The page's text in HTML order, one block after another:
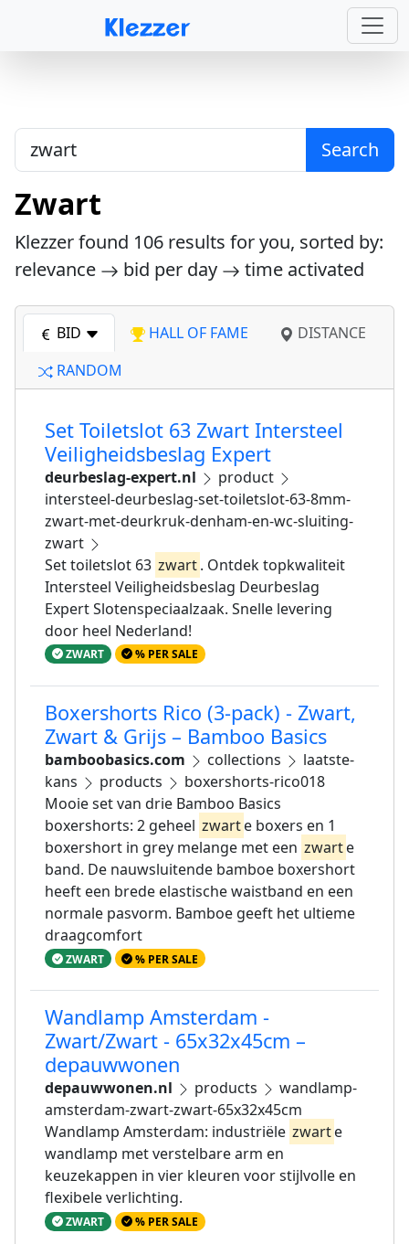
Search
Zwart
Klezzer found 106 results for you, sorted by:
relevance
bid per day time activated
BID HALL OF FAME
DISTANCE
RANDOM
Set Toiletslot 63 Zwart Intersteel
Veiligheidsbeslag Expert
deurbeslag-expert.nl
product
intersteel-deurbeslag-set-toiletslot-63-8mm-
zwart-met-deurkruk-denham-en-wc-sluiting-
zwart
Set toiletslot 63 zwart. Ontdek topkwaliteit
Intersteel Veiligheidsbeslag Deurbeslag
Expert Slotenspeciaalzaak. Snelle levering
door heel Nederland!
ZWART % PER SALE
Boxershorts Rico (3-pack) - Zwart,
Zwart & Grijs – Bamboo Basics
bamboobasics.com collections
laatste-
kans
products
boxershorts-rico018
Mooie set van drie Bamboo Basics
boxershorts: 2 geheel zwarte boxers en 1
boxershort in grey melange met een zwarte
band. De nauwsluitende bamboe boxershort
heeft een brede elastische waistband en een
normale pasvorm. Bamboe geeft het ultieme
draagcomfort
ZWART % PER SALE
Wandlamp Amsterdam -
Zwart/Zwart - 65x32x45cm –
depauwwonen
depauwwonen.nl products
wandlamp-
amsterdam-zwart-zwart-65x32x45cm
Wandlamp Amsterdam: industriële zwarte
wandlamp met verstelbare arm en
keuzekappen in vier kleuren voor stijlvolle en
flexibele verlichting.
ZWART % PER SALE